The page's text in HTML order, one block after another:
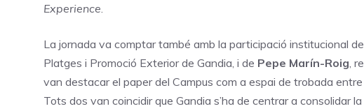
Experience
La jornada va comptar també amb la participació institucional de
Platges i Promoció Exterior de Gandia, i de Pepe Marín-Roig ,
van destacar el paper del Campus com a espai de trobada
Tots dos van coincidir que Gandia s’ha de centrar a consolidar